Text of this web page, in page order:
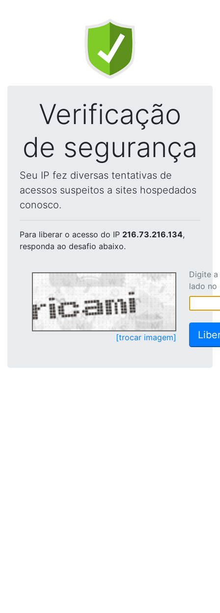
Verificação
de segurança
Seu IP fez diversas tentativas de
acessos suspeitos a sites hospedados
conosco.
Para liberar o acesso do IP 216.73.216.134,
responda ao desafio abaixo.
[trocar imagem]
Digite
lado no